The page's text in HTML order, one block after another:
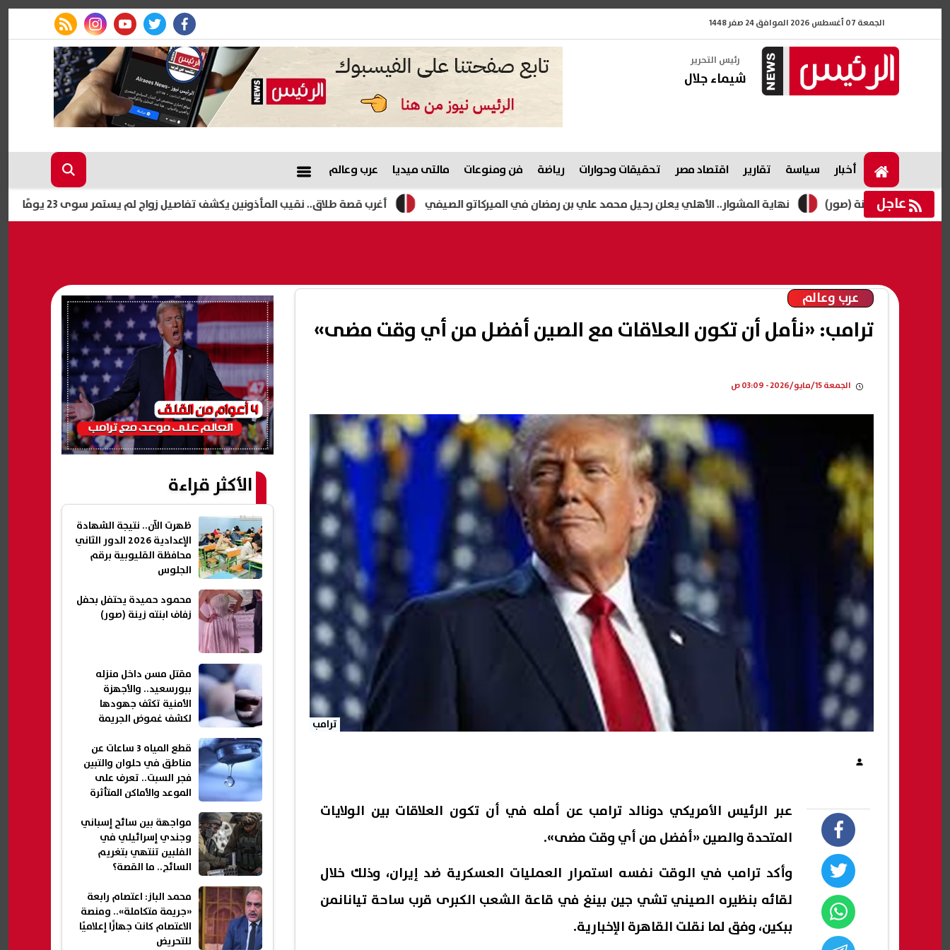
الجمعة 07 أغسطس 2026 الموافق 24 صفر 1448
facebook
twitter
youtube
instagram
rss feed
رئيس التحرير
شيماء جلال
أخبار سياسة تقارير اقتصاد مصر تحقيقات وحوارات رياضة فن ومنوعات مالتى ميديا عرب وعالم
عاجل آخر موعد أغرب قصة طلاق.. نقيب المأذونين يكشف تفاصيل زواج لم يستمر سوى 23 يومًا نهاية المشوار.. الأهلي يعلن رحيل محمد علي بن رمضان في الميركاتو الصيفي زينة (صور)
عرب وعالم
ترامب: «نأمل أن تكون العلاقات مع الصين أفضل من أي وقت مضى»
الجمعة 15/مايو/2026 - 03:09 ص
ترامب
عبر الرئيس الأمريكي دونالد ترامب عن أمله في أن تكون العلاقات بين الولايات
المتحدة والصين «أفضل من أي وقت مضى».
وأكد ترامب في الوقت نفسه استمرار العمليات العسكرية ضد إيران، وذلك خلال
لقائه بنظيره الصيني تشي جين بينغ في قاعة الشعب الكبرى قرب ساحة تيانانمن
ببكين، وفق لما نقلت القاهرة الإخبارية.
الأكثر قراءة
ظهرت الآن.. نتيجة الشهادة
الإعدادية 2026 الدور الثاني
محافظة القليوبية برقم
الجلوس
محمود حميدة يحتفل بحفل
زفاف ابنته زينة (صور)
مقتل مسن داخل منزله
ببورسعيد.. والأجهزة
الأمنية تكثف جهودها
لكشف غموض الجريمة
قطع المياه 3 ساعات عن
مناطق في حلوان والتبين
فجر السبت.. تعرف على
الموعد والأماكن المتأثرة
مواجهة بين سائح إسباني
وجندي إسرائيلي في
الفلبين تنتهي بتغريم
السائح.. ما القصة؟
محمد الباز: اعتصام رابعة
«جريمة متكاملة».. ومنصة
الاعتصام كانت جهازًا إعلاميًا
للتحريض